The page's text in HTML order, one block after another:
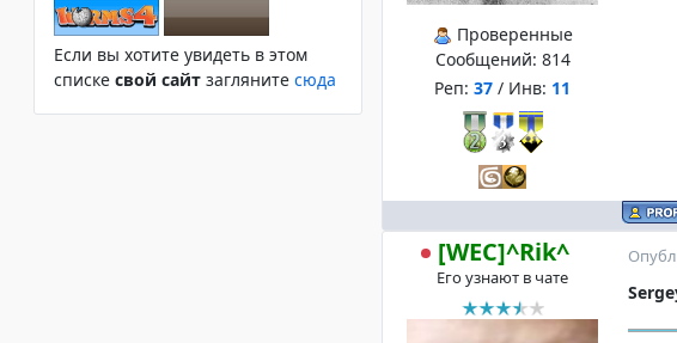
Проверенные
Сообщений: 814
Реп: 37 / Инв: 11
[WEC]^Rik^
Его узнают в чате
Если вы хотите увидеть в этом
спиcке свой сайт загляните сюда